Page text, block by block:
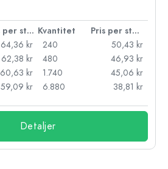
Pris per styck Kvantitet
Pris per styck
64,36 kr
62,38 kr
60,63 kr
59,09 kr
240
50,43 kr
480
46,93 kr
1.740
45,06 kr
6.880
38,81 kr
Detaljer